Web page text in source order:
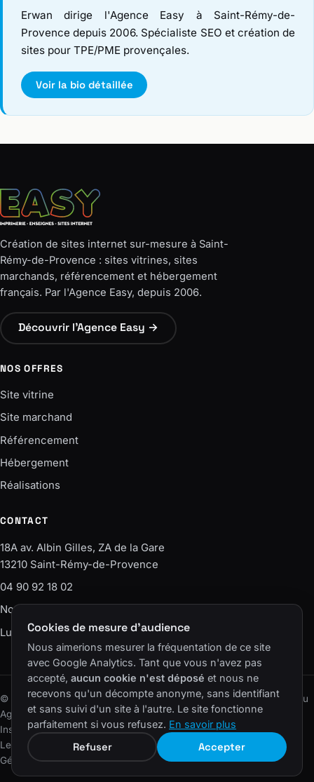
Erwan dirige l'Agence Easy à Saint-Rémy-de-
Provence depuis 2006. Spécialiste SEO et création de
sites pour TPE/PME provençales.
Voir la bio détaillée
Création de sites internet sur-mesure à Saint-
Rémy-de-Provence : sites vitrines, sites
marchands, référencement et hébergement
français. Par l'Agence Easy, depuis 2006.
Découvrir l'Agence Easy →
NOS OFFRES
Site vitrine
Site marchand
Référencement
Hébergement
Réalisations
CONTACT
18A av. Albin Gilles, ZA de la Gare
13210 Saint-Rémy-de-Provence
04 90 92 18 02
Nous écrire
Lun–Ven · 9h-12h / 14h-18h
© 2006–2026 SAS Agence EASY – ELS CONSEIL · Un site du réseau
Agence Easy.
InstagramLinkedInFacebook YouTube
Lexique
Plan du site·Mentions légales Confidentialité Cookies
Gérer les cookies
Cookies de mesure d'audience
Nous aimerions mesurer la fréquentation de ce site
avec Google Analytics. Tant que vous n'avez pas
accepté, aucun cookie n'est déposé et nous ne
recevons qu'un décompte anonyme, sans identifiant
et sans suivi d'un site à l'autre. Le site fonctionne
parfaitement si vous refusez. En savoir plus
Refuser Accepter